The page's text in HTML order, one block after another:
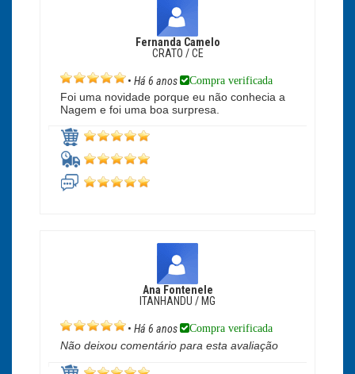
Fernanda Camelo
CRATO / CE
• Há 6 anos Compra verificada
Foi uma novidade porque eu não conhecia a
Nagem e foi uma boa surpresa.
Ana Fontenele
ITANHANDU / MG
• Há 6 anos Compra verificada
Não deixou comentário para esta avaliação